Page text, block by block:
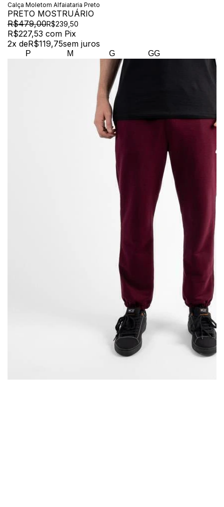
Calça Moletom Alfaiataria Preto
PRETO MOSTRUÁRIO
R$479,00R$239,50
R$227,53 com Pix
2x deR$119,75sem juros
P M G GG